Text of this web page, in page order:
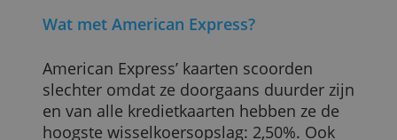
Naam Limiet Prijs per jaar
Crelan Visa Gold 5.000,00 euro 36,00 euro
Europabank Visa 2.500,00 euro 0,00 euro
Beobank Mastercard 2.500,00 euro 5,00 euro
KBC Mastercard Silver 2.500,00 euro 21,96 euro